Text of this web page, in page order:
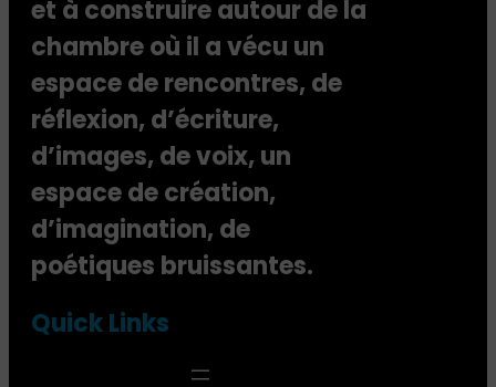
et à construire autour de la
chambre où il a vécu un
espace de rencontres, de
réflexion, d’écriture,
d’images, de voix, un
espace de création,
d’imagination, de
poétiques bruissantes.
Quick Links